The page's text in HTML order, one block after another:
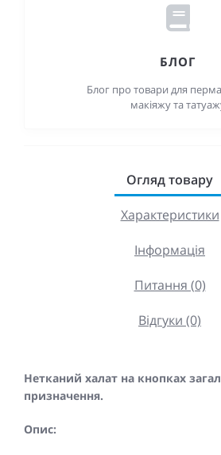
БЛОГ
Блог про товари для
макіяжу та
Огляд товару
Характеристики
Інформація
Питання (0)
Відгуки (0)
Нетканий халат на кнопках
призначення.
Опис: